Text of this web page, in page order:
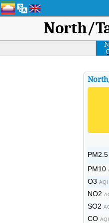
North/
PM2.5
PM10
O3 AQI
NO2
SO2
CO AQI